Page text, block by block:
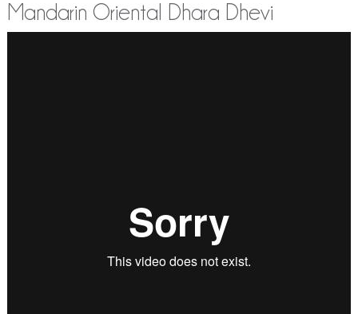
Mandarin Oriental Dhara Dhevi